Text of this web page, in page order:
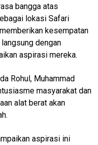
bangga atas
lokasi Safari
kesempatan
dengan
aspirasi mereka.
Rohul, Muhammad
masyarakat dan
alat berat akan
aspirasi ini